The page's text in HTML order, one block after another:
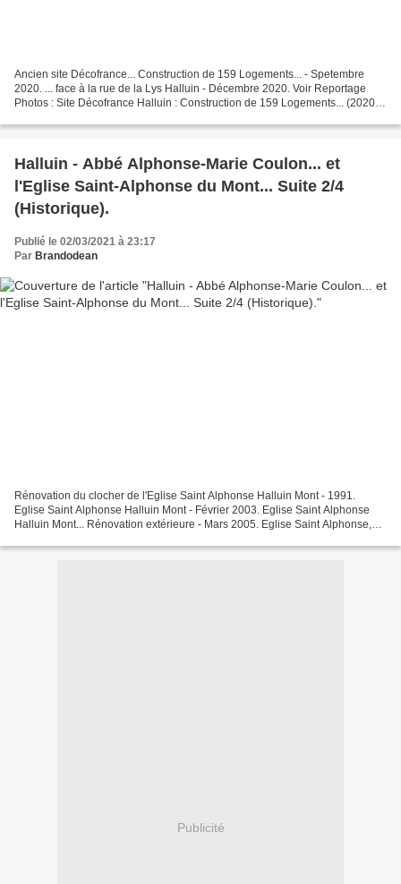
Ancien site Décofrance... Construction de 159 Logements... - Spetembre
2020. ... face à la rue de la Lys Halluin - Décembre 2020. Voir Reportage
Photos : Site Décofrance Halluin : Construction de 159 Logements... (2020 -
Halluin - Abbé Alphonse-Marie Coulon... et
l'Eglise Saint-Alphonse du Mont... Suite 2/4
(Historique).
Publié le 02/03/2021 à 23:17
Par Brandodean
Rénovation du clocher de l'Eglise Saint Alphonse Halluin Mont - 1991.
Eglise Saint Alphonse Halluin Mont - Février 2003. Eglise Saint Alphonse
Halluin Mont... Rénovation extérieure - Mars 2005. Eglise Saint Alphonse,
Publicité